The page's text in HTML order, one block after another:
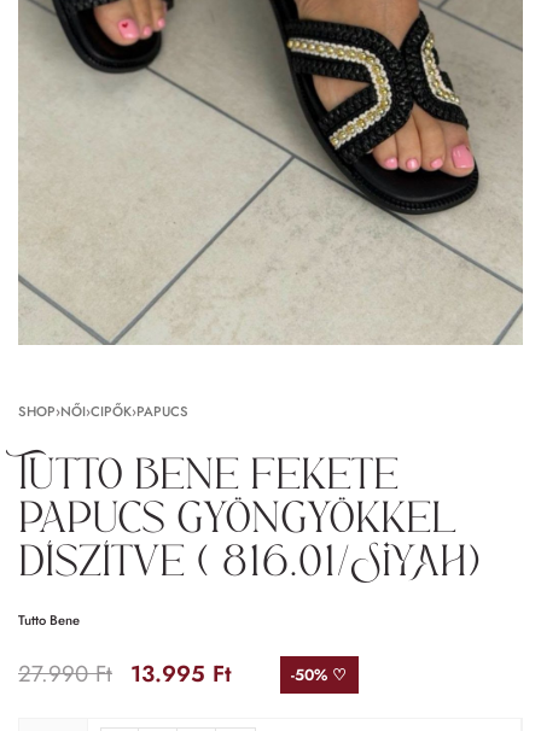
SHOP›NŐI›CIPŐK›PAPUCS
Tutto bene fekete
papucs gyöngyökkel
díszítve ( 816.01/SIYAH)
Tutto Bene
27.990Ft 13.995 Ft -50% ♡